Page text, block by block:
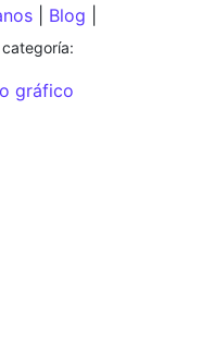
Blog
gráfico